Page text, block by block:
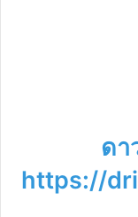
ดา
https://